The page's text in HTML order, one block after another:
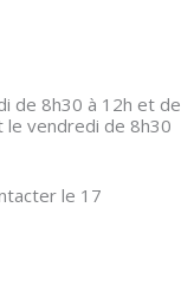
de 8h30 à 12h et de
le vendredi de 8h30
le 17